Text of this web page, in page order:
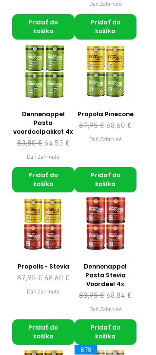
Pridať do
košíka
Daň Zahrnuté
Pridať do
košíka
Dennenappel
Pasta
voordeelpakket 4x
Normálna cena
83,80 € Zľavnená cena
64,53 €
Daň Zahrnuté
Pridať do
košíka
Propolis Pinecone
Normálna cena
87,95 € Zľavnená cena
68,60 €
Daň Zahrnuté
Pridať do
košíka
Propolis - Stevia
Normálna cena
87,95 € Zľavnená cena
68,60 €
Daň Zahrnuté
Pridať do
košíka
Dennenappel
Pasta Stevia
Voordeel 4x
Normálna cena
83,95 € Zľavnená cena
68,84 €
Daň Zahrnuté
Pridať do
košíka
BTS